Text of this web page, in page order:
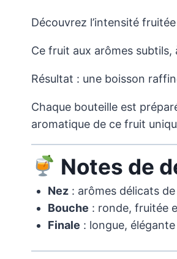
Découvrez l’intensité
Ce fruit aux arômes subtils,
Résultat : une boisson
Chaque bouteille est
aromatique de ce fruit
Notes de
Nez : arômes délicats
Bouche : ronde, fruitée
Finale : longue,